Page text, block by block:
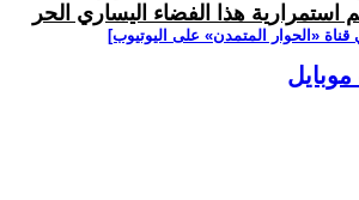
هذا الفضاء اليساري الحر
‫«الحوار المتمدن» على اليوتيوب]
موبايل